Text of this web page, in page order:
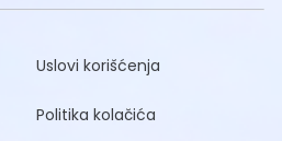
Uslovi korišćenja
Politika kolačića